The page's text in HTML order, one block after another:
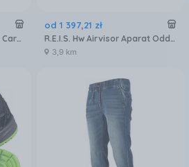
Egzoszkielet Hypershell X Carbon
od 1 397,21 zł
R.E.I.S. Hw Airvisor Aparat Oddechowy Sprężonego Powietrza Airvisor 2 Mv
3,9 km